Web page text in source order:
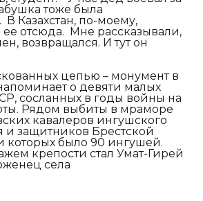
тоже была
Казахстан, по-моему,
отсюда. Мне рассказывали,
возвращался. И тут он
цепью – монумент в
о девяти малых
сосланных в годы войны на
Рядом выбиты в мраморе
кавалеров ингушского
защитников Брестской
которых было 90 ингушей.
крепости стал Умат-Гирей
села